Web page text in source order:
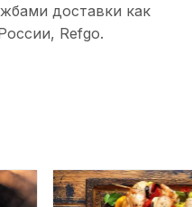
доставки как
Refgo.